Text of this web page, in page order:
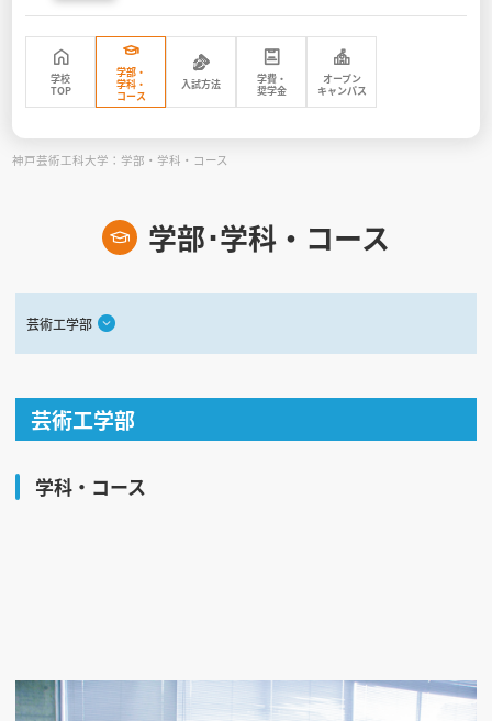
入試・受験入門
お役立ち情報
見学会WEB手引書
校内オンラインガイダンス
学校
TOP
学部・
学科・
コース
入試方法
学費・
奨学金
オープン
キャンパス
神戸芸術工科大学：学部・学科・コース
学部･学科・コース
芸術工学部
芸術工学部
学科・コース